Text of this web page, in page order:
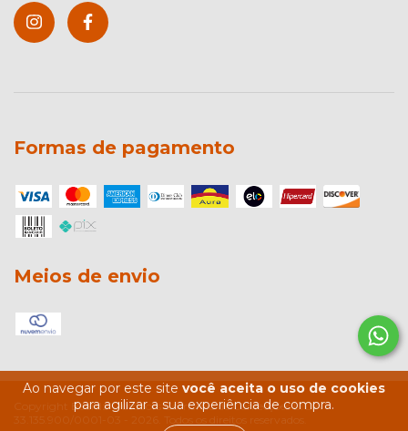
Ao navegar por este site você aceita o uso de cookies
para agilizar a sua experiência de compra.
Formas de pagamento
Meios de envio
Copyright Beardz Outdoors Comércio de Confecções LTDA -
33.135.900/0001-03 - 2026. Todos os direitos reservados.